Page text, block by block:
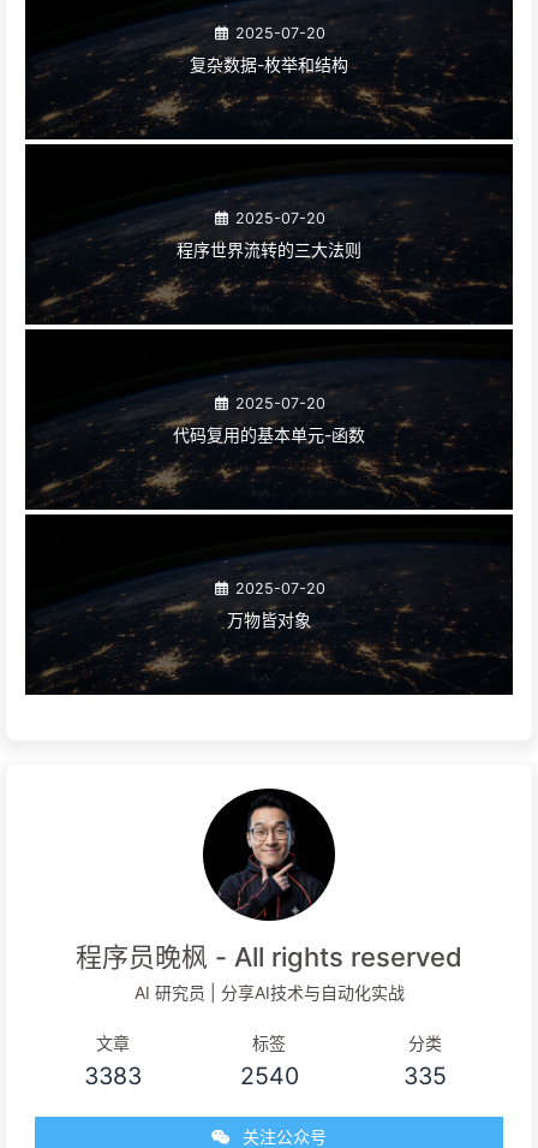
2025-07-20
复杂数据-枚举和结构
2025-07-20
程序世界流转的三大法则
2025-07-20
代码复用的基本单元-函数
2025-07-20
万物皆对象
程序员晚枫 - All rights reserved
AI 研究员 | 分享AI技术与自动化实战
文章
3383
标签
2540
分类
335
关注公众号